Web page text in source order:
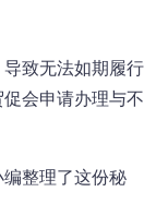
致无法如期履行
会申请办理与不
整理了这份秘